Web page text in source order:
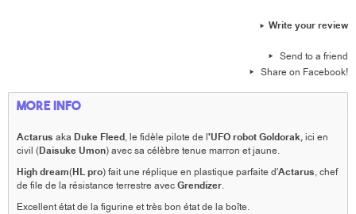
Write your review
Send to a friend
Share on Facebook!
More info
Actarus aka Duke Fleed, le fidèle pilote de l'UFO robot Goldorak,ici en
civil (Daisuke Umon) avec sa célèbre tenue marron et jaune.
High dream(HL pro) fait une réplique en plastique parfaite d'Actarus, chef
de file de la résistance terrestre avecGrendizer.
Excellent état de la figurine et très bon état de la boîte.